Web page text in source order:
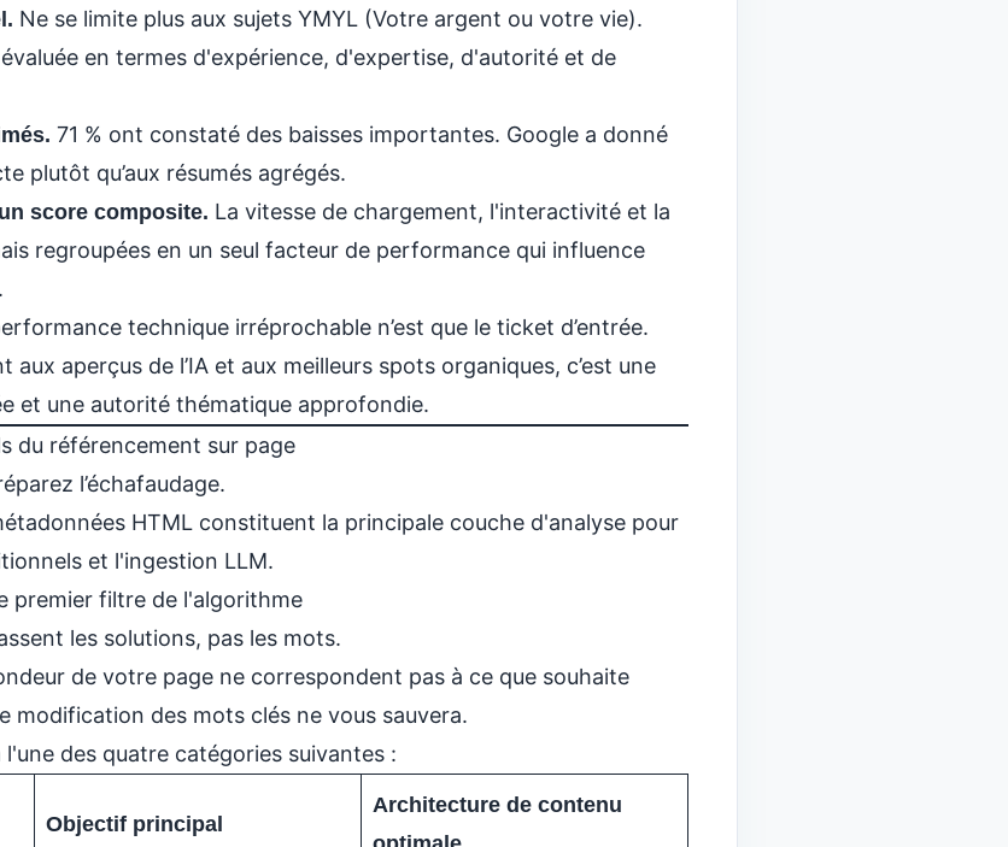
Ne se limite plus aux sujets YMYL (Votre argent ou votre vie).
en termes d'expérience, d'expertise, d'autorité et de
71 % ont constaté des baisses importantes. Google a donné
plutôt qu’aux résumés agrégés.
score composite. La vitesse de chargement, l'interactivité et la
regroupées en un seul facteur de performance qui influence
technique irréprochable n’est que le ticket d’entrée.
aux aperçus de l’IA et aux meilleurs spots organiques, c’est une
et une autorité thématique approfondie.
du référencement sur page
l’échafaudage.
HTML constituent la principale couche d'analyse pour
et l'ingestion LLM.
premier filtre de l'algorithme
les solutions, pas les mots.
de votre page ne correspondent pas à ce que souhaite
modification des mots clés ne vous sauvera.
des quatre catégories suivantes :
Objectif principal
Architecture de contenu